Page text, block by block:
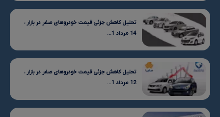
تحلیل کاهش جزئی قیمت خودروهای صفر در بازار ،
14 مرداد 1...
تحلیل کاهش جزئی قیمت خودروهای صفر در بازار ،
12 مرداد 1...